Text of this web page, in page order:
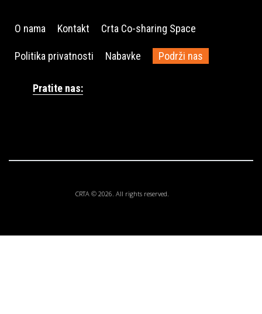
O nama Kontakt Crta Co-sharing Space
Politika privatnosti Nabavke Podrži nas
Pratite nas:
CRTA © 2026. All rights reserved.